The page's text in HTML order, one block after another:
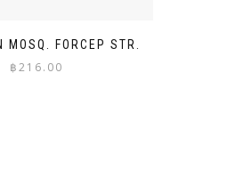
MOSQ. FORCEP STR.
฿216.00